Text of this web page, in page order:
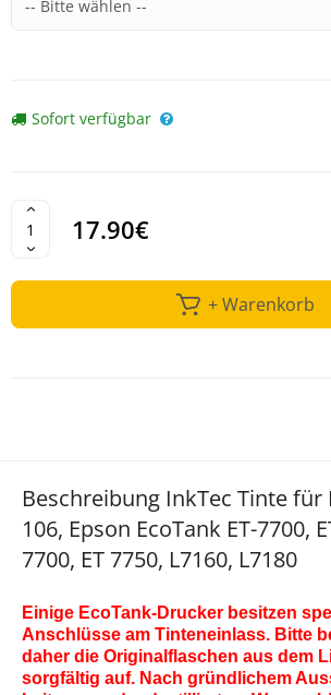
Sofort verfügbar
17.90€
+ Warenkorb
Beschreibung InkTec Tinte für
106, Epson EcoTank ET-7700,
7700, ET 7750, L7160, L7180
Einige EcoTank-Drucker besitzen
Anschlüsse am Tinteneinlass. Bitte
daher die Originalflaschen aus dem
sorgfältig auf. Nach gründlichem